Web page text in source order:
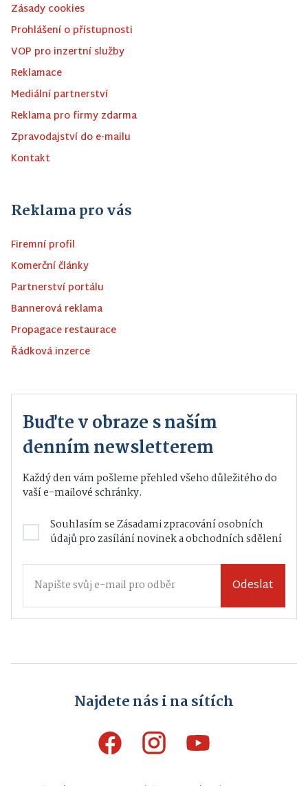
Zásady cookies
Prohlášení o přístupnosti
VOP pro inzertní služby
Reklamace
Mediální partnerství
Reklama pro firmy zdarma
Zpravodajství do e-mailu
Kontakt
Reklama pro vás
Firemní profil
Komerční články
Partnerství portálu
Bannerová reklama
Propagace restaurace
Řádková inzerce
Buďte v obraze s naším
denním newsletterem
Každý den vám pošleme přehled všeho důležitého do
vaší e-mailové schránky.
Souhlasím seZásadami zpracování osobních
údajůpro zasílání novinek a obchodních sdělení
Odeslat
Najdete nás i na sítích